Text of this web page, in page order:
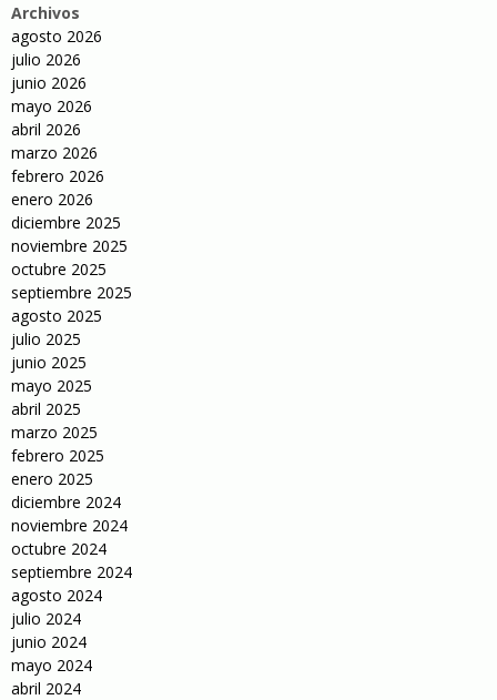
Archivos
agosto 2026
julio 2026
junio 2026
mayo 2026
abril 2026
marzo 2026
febrero 2026
enero 2026
diciembre 2025
noviembre 2025
octubre 2025
septiembre 2025
agosto 2025
julio 2025
junio 2025
mayo 2025
abril 2025
marzo 2025
febrero 2025
enero 2025
diciembre 2024
noviembre 2024
octubre 2024
septiembre 2024
agosto 2024
julio 2024
junio 2024
mayo 2024
abril 2024